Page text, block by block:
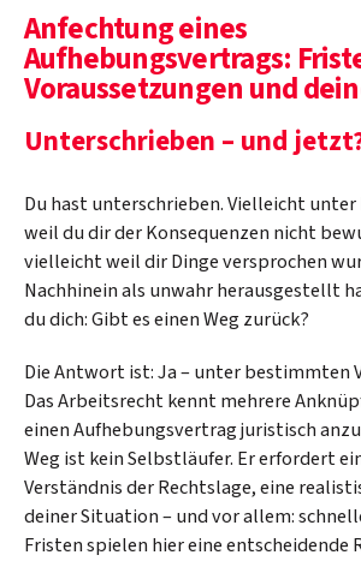
Anfechtung eines
Aufhebungsvertrags:
Voraussetzungen und
Unterschrieben – und
Du hast unterschrieben. Vielleicht
weil du dir der Konsequenzen nicht
vielleicht weil dir Dinge versprochen
Nachhinein als unwahr herausgestellt
du dich: Gibt es einen Weg zurück?
Die Antwort ist: Ja – unter bestimmten
Das Arbeitsrecht kennt mehrere
einen Aufhebungsvertrag juristisch
Weg ist kein Selbstläufer. Er erfordert
Verständnis der Rechtslage, eine
deiner Situation – und vor allem:
Fristen spielen hier eine entscheidende